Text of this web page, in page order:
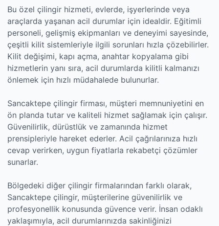
Bu özel çilingir hizmeti, evlerde, işyerlerinde veya
araçlarda yaşanan acil durumlar için idealdir. Eğitimli
personeli, gelişmiş ekipmanları ve deneyimi sayesinde,
çeşitli kilit sistemleriyle ilgili sorunları hızla çözebilirler.
Kilit değişimi, kapı açma, anahtar kopyalama gibi
hizmetlerin yanı sıra, acil durumlarda kilitli kalmanızı
önlemek için hızlı müdahalede bulunurlar.
Sancaktepe çilingir firması, müşteri memnuniyetini en
ön planda tutar ve kaliteli hizmet sağlamak için çalışır.
Güvenilirlik, dürüstlük ve zamanında hizmet
prensipleriyle hareket ederler. Acil çağrılarınıza hızlı
cevap verirken, uygun fiyatlarla rekabetçi çözümler
sunarlar.
Bölgedeki diğer çilingir firmalarından farklı olarak,
Sancaktepe çilingir, müşterilerine güvenilirlik ve
profesyonellik konusunda güvence verir. İnsan odaklı
yaklaşımıyla, acil durumlarınızda sakinliğinizi